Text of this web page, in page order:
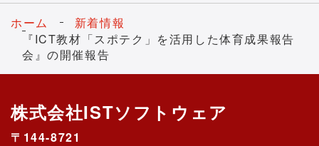
ホーム
新着情報
『ICT教材「スポテク」を活用した体育成果報告
会』の開催報告
株式会社ISTソフトウェア
〒144-8721